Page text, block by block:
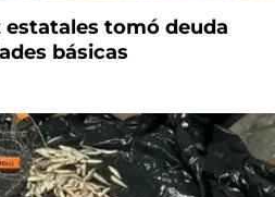
estatales tomó deuda
básicas